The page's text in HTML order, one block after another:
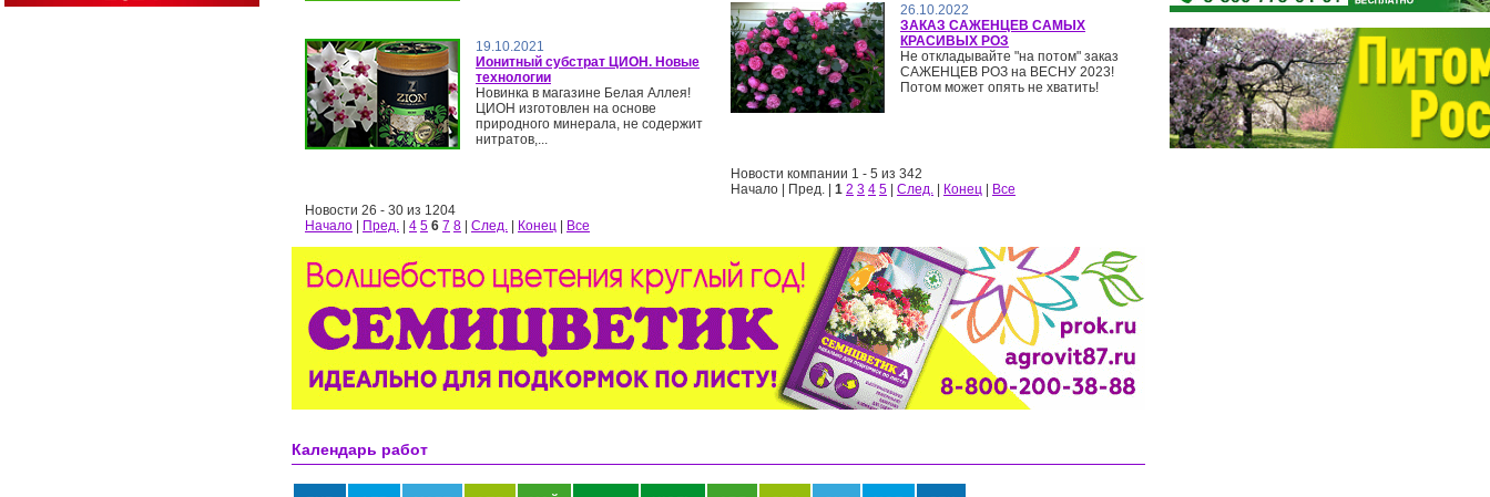
19.10.2021
Ионитный субстрат ЦИОН. Новые
технологии
Новинка в магазине Белая Аллея!
ЦИОН изготовлен на основе
природного минерала, не содержит
нитратов,...
Новости 26 - 30 из 1204
Начало
Пред. 4 5 6 7 8 След. Конец Все
26.10.2022
ЗАКАЗ САЖЕНЦЕВ САМЫХ
КРАСИВЫХ РОЗ
Не откладывайте "на потом" заказ
САЖЕНЦЕВ РОЗ на ВЕСНУ 2023!
Потом может опять не хватить!
Новости компании 1 - 5 из 342
Начало | Пред. | 1 2 3 4 5 След. Конец Все
Календарь работ